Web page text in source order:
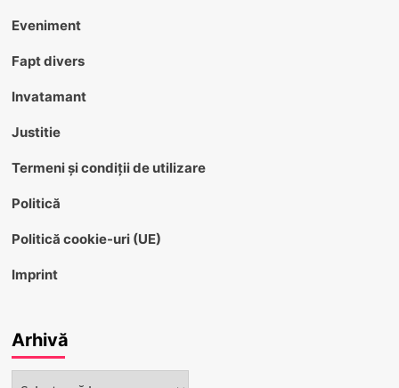
Eveniment
Fapt divers
Invatamant
Justitie
Termeni și condiții de utilizare
Politică
Politică cookie-uri (UE)
Imprint
Arhivă